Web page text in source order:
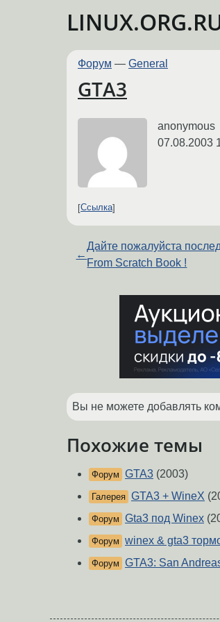
Форум — General
GTA3
anonymous
07.08.2003
Ссылка
←
Дайте пожалуйста
From Scratch Book !
Вы не можете добавлять
Похожие темы
Форум GTA3 (2003)
Галерея GTA3 + WineX
Форум Gta3 под Winex
Форум winex & gta3
Форум GTA3: San